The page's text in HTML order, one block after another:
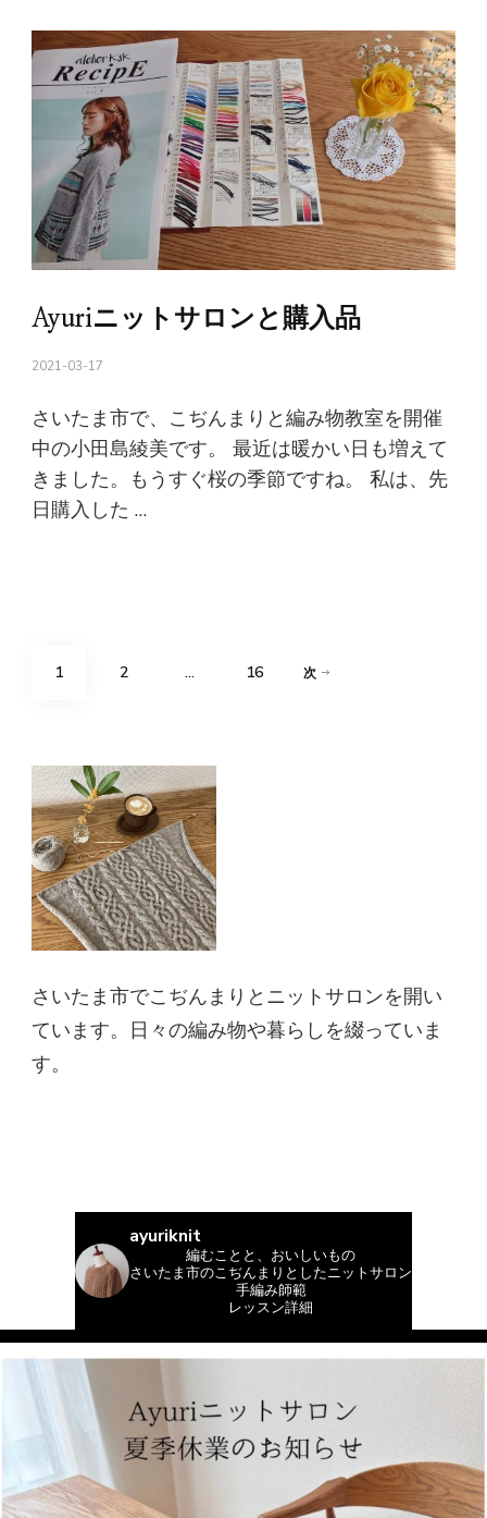
Ayuriニットサロンと購入品
2021-03-17
さいたま市で、こぢんまりと編み物教室を開催
中の小田島綾美です。 最近は暖かい日も増えて
きました。もうすぐ桜の季節ですね。 私は、先
日購入した …
投
ペ
ー
ジ
送
り
固
ペ
ー
ジ
1 固
ペ
ー
ジ
2 … 固
16 次
さいたま市でこぢんまりとニットサロンを開い
ています。日々の編み物や暮らしを綴っていま
す。
ayuriknit
編むことと、おいしいもの
さいたま市のこぢんまりとしたニットサロン
手編み師範
レッスン詳細